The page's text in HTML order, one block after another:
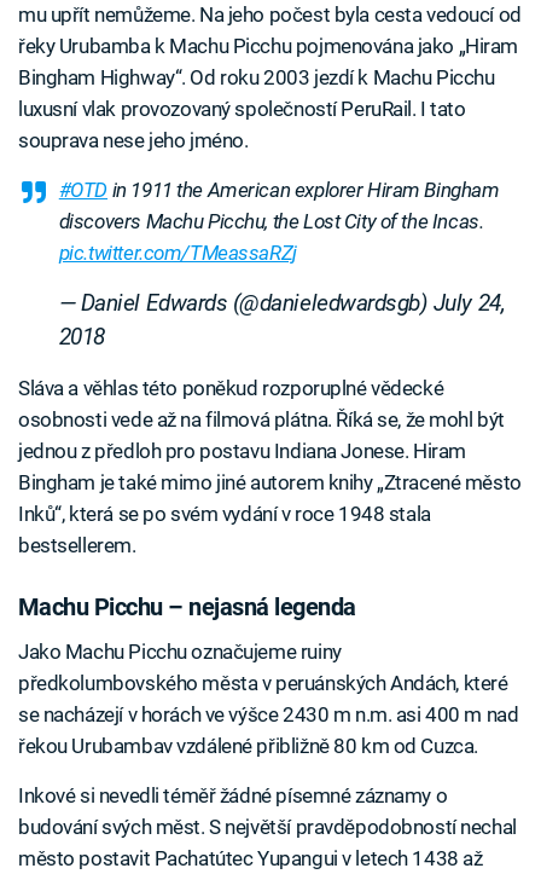
mu upřít nemůžeme. Na jeho počest byla cesta vedoucí od
řeky Urubamba k Machu Picchu pojmenována jako „Hiram
Bingham Highway“. Od roku 2003 jezdí k Machu Picchu
luxusní vlak provozovaný společností PeruRail. I tato
souprava nese jeho jméno.
#OTD in 1911 the American explorer Hiram Bingham
discovers Machu Picchu, the Lost City of the Incas.
pic.twitter.com/TMeassaRZj
— Daniel Edwards (@danieledwardsgb) July 24,
2018
Sláva a věhlas této poněkud rozporuplné vědecké
osobnosti vede až na filmová plátna. Říká se, že mohl být
jednou z předloh pro postavu Indiana Jonese. Hiram
Bingham je také mimo jiné autorem knihy „Ztracené město
Inků“, která se po svém vydání v roce 1948 stala
bestsellerem.
Machu Picchu – nejasná legenda
Jako Machu Picchu označujeme ruiny
předkolumbovského města v peruánských Andách, které
se nacházejí v horách ve výšce 2430 m n.m. asi 400 m nad
řekou Urubambav vzdálené přibližně 80 km od Cuzca.
Inkové si nevedli téměř žádné písemné záznamy o
budování svých měst. S největší pravděpodobností nechal
město postavit Pachatútec Yupangui v letech 1438 až